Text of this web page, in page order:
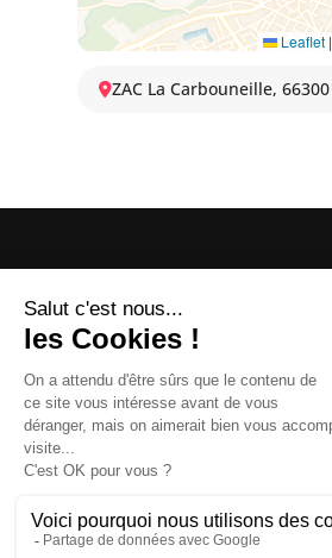
Leaflet |
ZAC La Carbouneille, 66300
ASPRES-THUIR